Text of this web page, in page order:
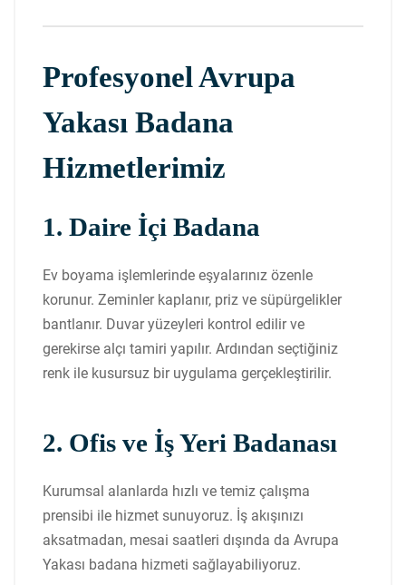
Profesyonel Avrupa
Yakası Badana
Hizmetlerimiz
1. Daire İçi Badana
Ev boyama işlemlerinde eşyalarınız özenle
korunur. Zeminler kaplanır, priz ve süpürgelikler
bantlanır. Duvar yüzeyleri kontrol edilir ve
gerekirse alçı tamiri yapılır. Ardından seçtiğiniz
renk ile kusursuz bir uygulama gerçekleştirilir.
2. Ofis ve İş Yeri Badanası
Kurumsal alanlarda hızlı ve temiz çalışma
prensibi ile hizmet sunuyoruz. İş akışınızı
aksatmadan, mesai saatleri dışında da Avrupa
Yakası badana hizmeti sağlayabiliyoruz.